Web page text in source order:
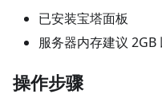
已安装宝塔面板
服务器内存建议 2GB
操作步骤